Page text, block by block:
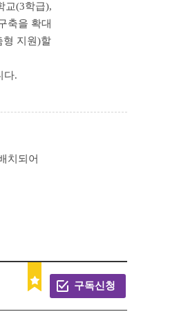
교(3학급),
축을 확대
지원)할
다.
치되어
구독신청